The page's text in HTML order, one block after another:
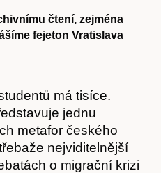
čtení, zejména
fejeton Vratislava
má tisíce.
jednu
metafor českého
nejviditelnější
o migrační krizi